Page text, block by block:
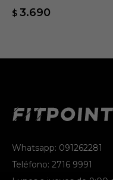
$ 3.690
Whatsapp: 091262281
Teléfono: 2716 9991